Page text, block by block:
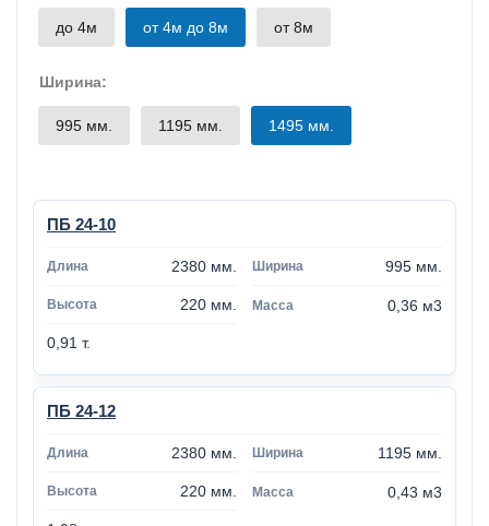
до 4м от 4м до 8м от 8м
Ширина:
995 мм. 1195 мм. 1495 мм.
ПБ 24-10
2380 мм. 995 мм.
220 мм. 0,36 м3
0,91 т.
ПБ 24-12
2380 мм. 1195 мм.
220 мм. 0,43 м3